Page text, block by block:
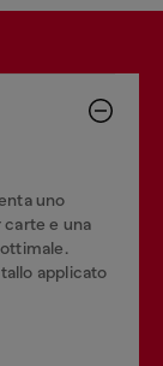
uno
e una
applicato